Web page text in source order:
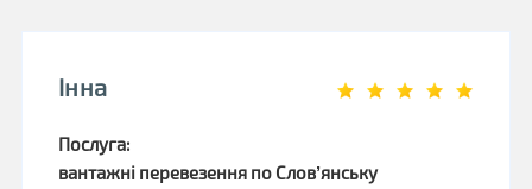
Інна
Послуга:
вантажні перевезення по Слов’янську